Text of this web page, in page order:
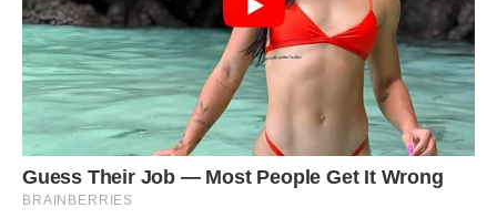
«Це ж треба – такі пронизливі сині очі…» – промайнуло у
Вероніки.
Посміхнулася темноокій смаглявій жінці. Чи Маркові?..